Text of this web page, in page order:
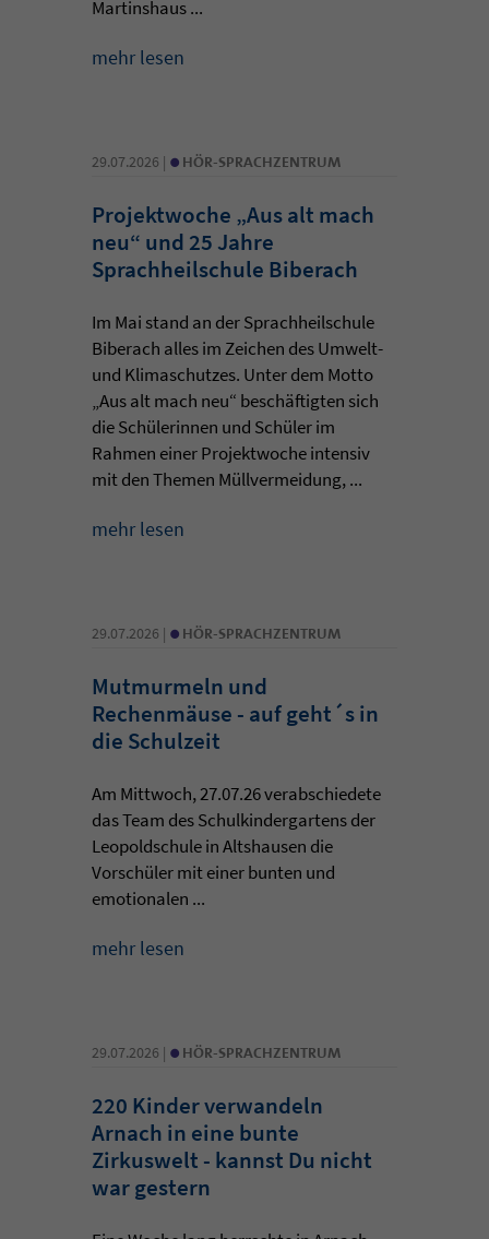
Martinshaus ...
mehr lesen
29.07.2026 | • HÖR-SPRACHZENTRUM
Projektwoche „Aus alt mach
neu“ und 25 Jahre
Sprachheilschule Biberach
Im Mai stand an der Sprachheilschule
Biberach alles im Zeichen des Umwelt-
und Klimaschutzes. Unter dem Motto
„Aus alt mach neu“ beschäftigten sich
die Schülerinnen und Schüler im
Rahmen einer Projektwoche intensiv
mit den Themen Müllvermeidung, ...
mehr lesen
29.07.2026 | • HÖR-SPRACHZENTRUM
Mutmurmeln und
Rechenmäuse - auf geht´s in
die Schulzeit
Am Mittwoch, 27.07.26 verabschiedete
das Team des Schulkindergartens der
Leopoldschule in Altshausen die
Vorschüler mit einer bunten und
emotionalen ...
mehr lesen
29.07.2026 | • HÖR-SPRACHZENTRUM
220 Kinder verwandeln
Arnach in eine bunte
Zirkuswelt - kannst Du nicht
war gestern